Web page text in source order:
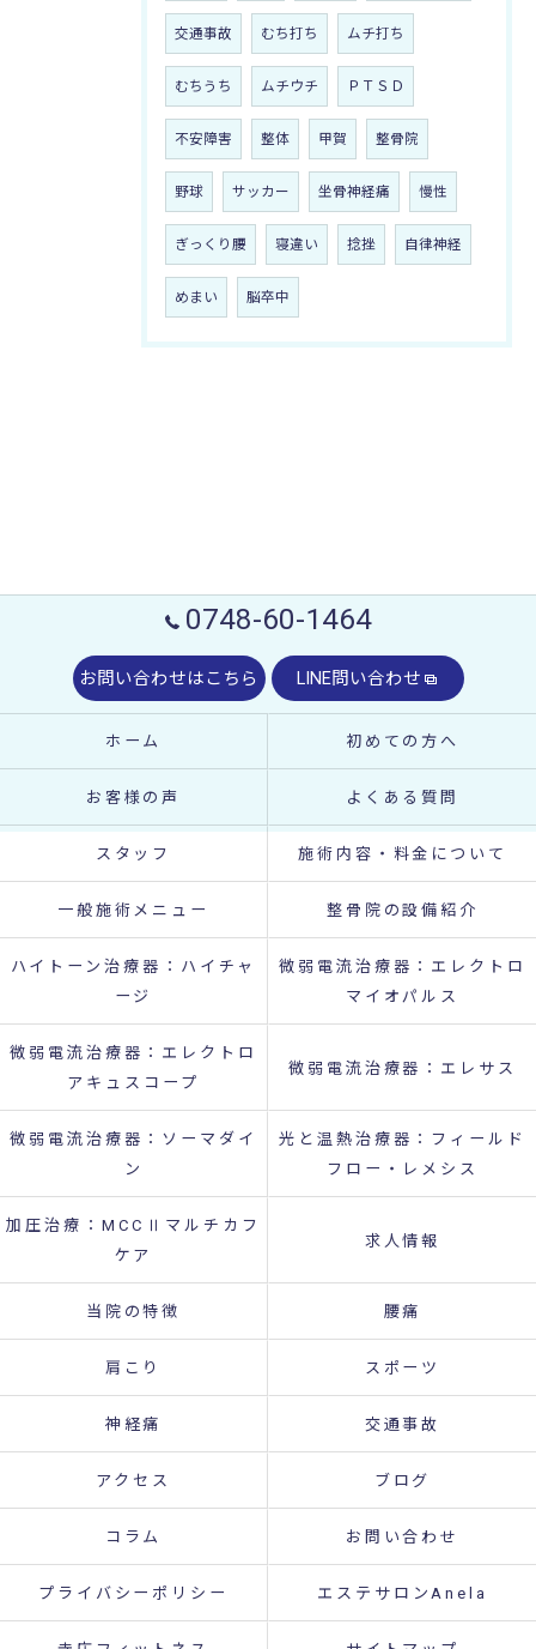
交通事故 むち打ち ムチ打ち
むちうち ムチウチ ＰＴＳＤ
不安障害 整体 甲賀 整骨院
野球 サッカー 坐骨神経痛 慢性
ぎっくり腰 寝違い 捻挫 自律神経
めまい 脳卒中
0748-60-1464
お問い合わせはこちら LINE問い合わせ
ホーム 初めての方へ
お客様の声 よくある質問
スタッフ 施術内容・料金について
一般施術メニュー 整骨院の設備紹介
ハイトーン治療器：ハイチャ
ージ
微弱電流治療器：エレクトロ
マイオパルス
微弱電流治療器：エレクトロ
アキュスコープ
微弱電流治療器：エレサス
微弱電流治療器：ソーマダイ
ン
光と温熱治療器：フィールド
フロー・レメシス
加圧治療：MCCⅡマルチカフ
ケア
求人情報
当院の特徴 腰痛
肩こり スポーツ
神経痛 交通事故
アクセス ブログ
コラム お問い合わせ
プライバシーポリシー エステサロンAnela